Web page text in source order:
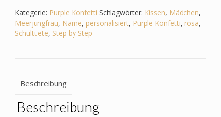
–
Meerjungfrau
Menge
Kategorie: Purple Konfetti Schlagwörter: Kissen, Mädchen,
Meerjungfrau, Name, personalisiert, Purple Konfetti, rosa,
Schultuete, Step by Step
Beschreibung
Beschreibung